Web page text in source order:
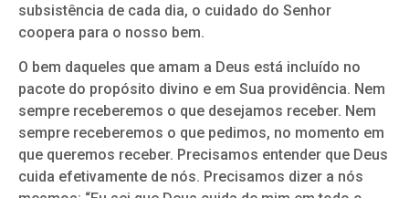
subsistência de cada dia, o cuidado do Senhor
coopera para o nosso bem.
O bem daqueles que amam a Deus está incluído no
pacote do propósito divino e em Sua providência. Nem
sempre receberemos o que desejamos receber. Nem
sempre receberemos o que pedimos, no momento em
que queremos receber. Precisamos entender que Deus
cuida efetivamente de nós. Precisamos dizer a nós